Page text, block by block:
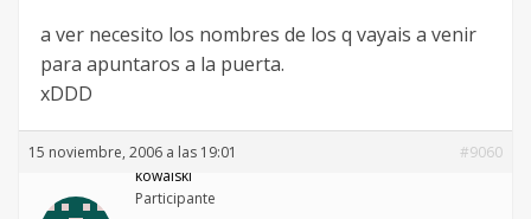
a ver necesito los nombres de los q vayais a venir
para apuntaros a la puerta.
xDDD
15 noviembre, 2006 a las 19:01
#9060
kowalski
Participante